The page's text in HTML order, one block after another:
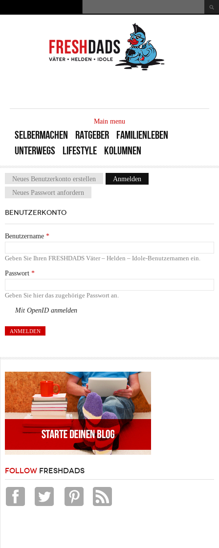
Suchformular
Main menu
SELBERMACHEN RATGEBER
FAMILIENLEBEN
UNTERWEGS
LIFESTYLE KOLUMNEN
Haupt-Reiter
Neues Benutzerkonto erstellen Anmelden
Neues Passwort anfordern
BENUTZERKONTO
Benutzername *
Geben Sie Ihren FRESHDADS Väter – Helden – Idole-Benutzernamen ein.
Passwort *
Geben Sie hier das zugehörige Passwort an.
Mit OpenID anmelden
FOLLOW FRESHDADS